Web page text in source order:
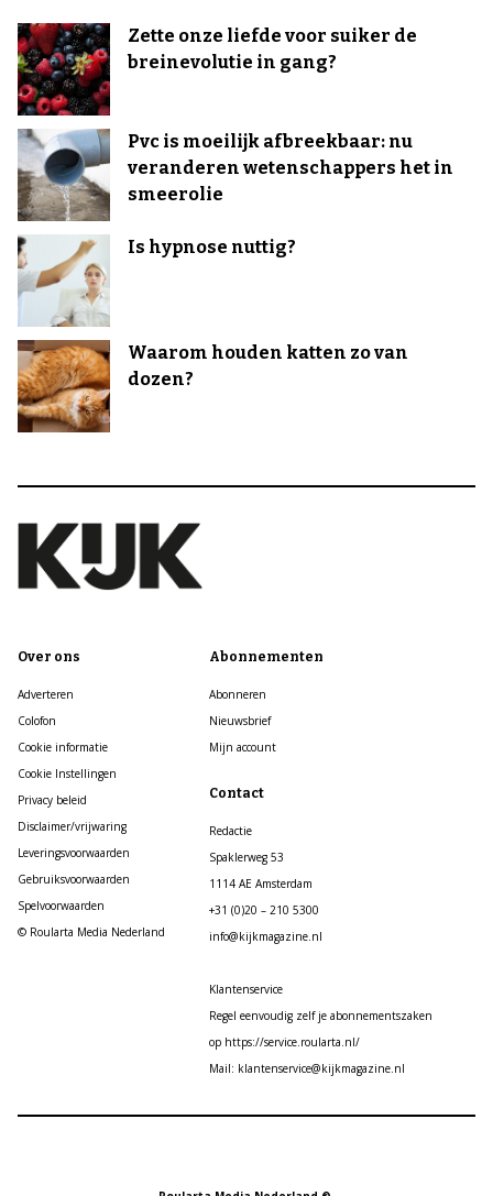
Zette onze liefde voor suiker de
breinevolutie in gang?
Pvc is moeilijk afbreekbaar: nu
veranderen wetenschappers het in
smeerolie
Is hypnose nuttig?
Waarom houden katten zo van
dozen?
Over ons
Adverteren
Colofon
Cookie informatie
Cookie Instellingen
Privacy beleid
Disclaimer/vrijwaring
Leveringsvoorwaarden
Gebruiksvoorwaarden
Spelvoorwaarden
© Roularta Media Nederland
Abonnementen
Abonneren
Nieuwsbrief
Mijn account
Contact
Redactie
Spaklerweg 53
1114 AE Amsterdam
+31 (0)20 – 210 5300
info@kijkmagazine.nl
Klantenservice
Regel eenvoudig zelf je abonnementszaken
op https://service.roularta.nl/
Mail: klantenservice@kijkmagazine.nl